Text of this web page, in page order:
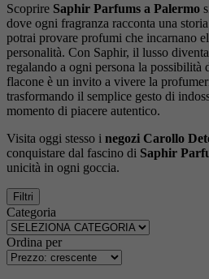
Scoprire Saphir Parfums a Palermo
dove ogni fragranza racconta una
potrai provare profumi che incarnano
personalità. Con Saphir, il lusso
regalando a ogni persona la possibilità
flacone è un invito a vivere la
trasformando il semplice gesto di
momento di piacere autentico.
Visita oggi stesso i negozi Carollo
conquistare dal fascino di Saphir
unicità in ogni goccia.
Filtri
Categoria
Ordina per